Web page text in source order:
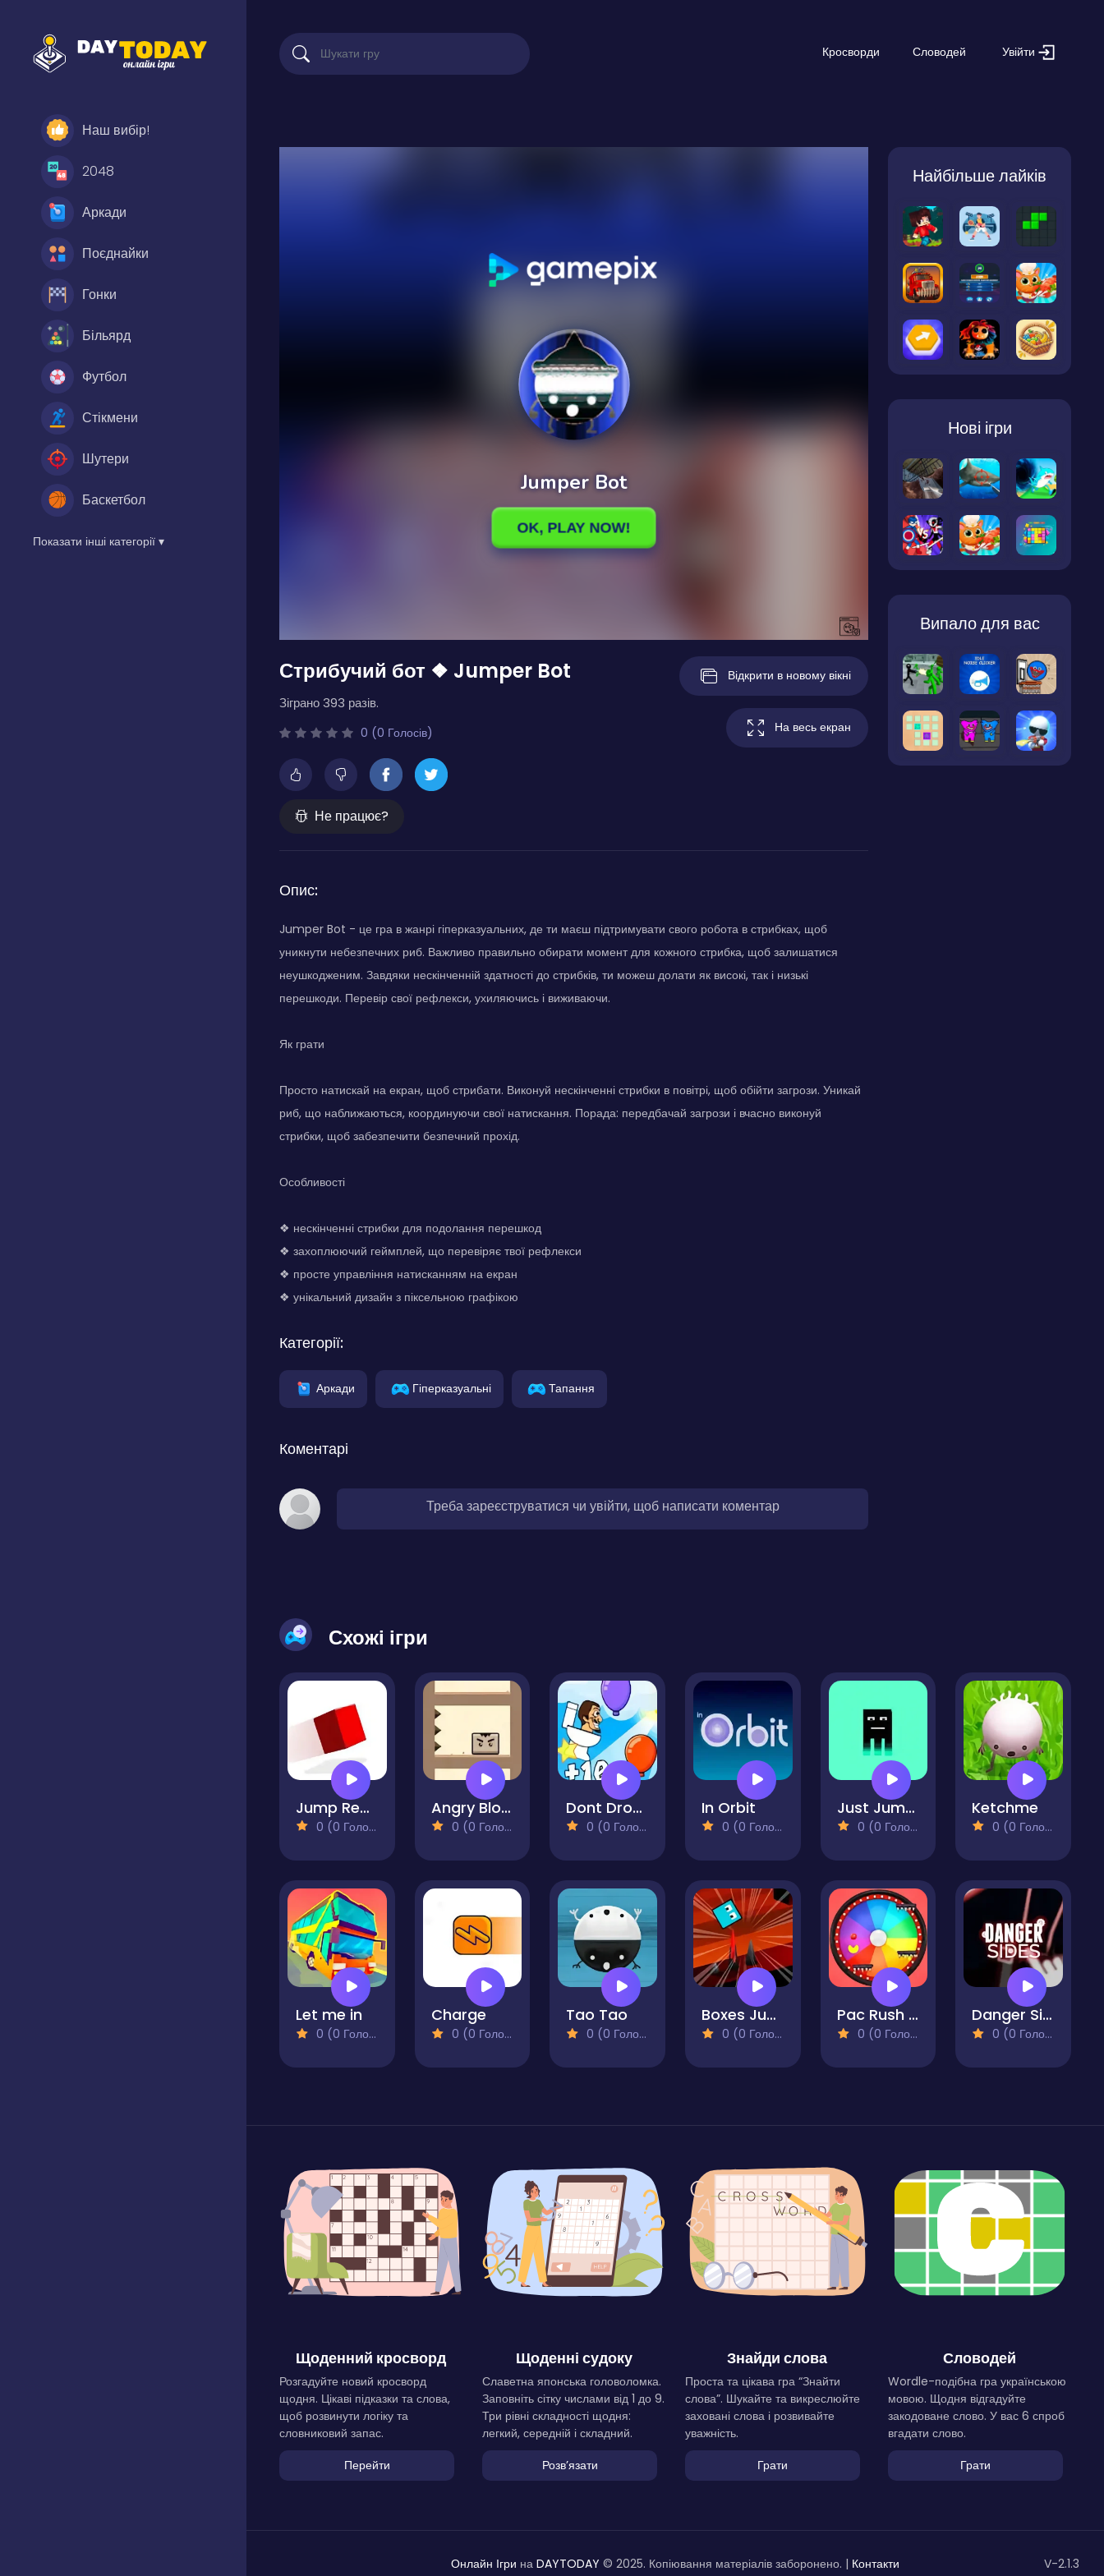
Наш вибір!
2048
Аркади
Поєднайки
Гонки
Більярд
Футбол
Стікмени
Шутери
Баскетбол
Показати інші категорії ▾
Кросворди Словодей Увійти
Стрибучий бот ❖ Jumper Bot
Зіграно 393 разів.
0 (0 Голосів)
Не працює?
Відкрити в новому вікні
На весь екран
Опис:
Jumper Bot - це гра в жанрі гіперказуальних, де ти маєш підтримувати свого робота в стрибках, щоб
уникнути небезпечних риб. Важливо правильно обирати момент для кожного стрибка, щоб залишатися
неушкодженим. Завдяки нескінченній здатності до стрибків, ти можеш долати як високі, так і низькі
перешкоди. Перевір свої рефлекси, ухиляючись і виживаючи.
Як грати
Просто натискай на екран, щоб стрибати. Виконуй нескінченні стрибки в повітрі, щоб обійти загрози. Уникай
риб, що наближаються, координуючи свої натискання. Порада: передбачай загрози і вчасно виконуй
стрибки, щоб забезпечити безпечний прохід.
Особливості
❖ нескінченні стрибки для подолання перешкод
❖ захоплюючий геймплей, що перевіряє твої рефлекси
❖ просте управління натисканням на екран
❖ унікальний дизайн з піксельною графікою
Категорії:
Аркади Гіперказуальні Тапання
Коментарі
Треба зареєструватися чи увійти, щоб написати коментар
Найбільше лайків
Нові ігри
Випало для вас
Схожі ігри
Jump Red Square
0 (0 Голосів)
Angry Block
0 (0 Голосів)
Dont Drop The Skibidi
0 (0 Голосів)
In Orbit
0 (0 Голосів)
Just Jump Arcade
0 (0 Голосів)
Ketchme
0 (0 Голосів)
Let me in
0 (0 Голосів)
Charge
0 (0 Голосів)
Tao Tao
0 (0 Голосів)
Boxes Jump
0 (0 Голосів)
Pac Rush Man
0 (0 Голосів)
Danger Sides
0 (0 Голосів)
Щоденний кросворд
Розгадуйте новий кросворд
щодня. Цікаві підказки та слова,
щоб розвинути логіку та
словниковий запас.
Перейти
Щоденні судоку
Славетна японська головоломка.
Заповніть сітку числами від 1 до 9.
Три рівні складності щодня:
легкий, середній і складний.
Розвʼязати
Знайди слова
Проста та цікава гра “Знайти
слова”. Шукайте та викреслюйте
заховані слова і розвивайте
уважність.
Грати
Словодей
Wordle-подібна гра українською
мовою. Щодня відгадуйте
закодоване слово. У вас 6 спроб
вгадати слово.
Грати
Онлайн Ігри на DAYTODAY © 2025. Копіювання матеріалів заборонено. | Контакти V-2.1.3